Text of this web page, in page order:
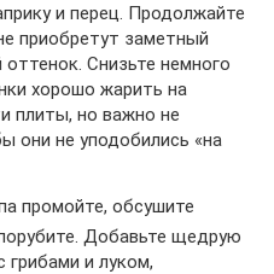
и перец. Продолжайте
приобретут заметный
Снизьте немного
хорошо жарить на
плиты, но важно не
они не уподобились «на
промойте, обсушите
Добавьте щедрую
грибами и луком,